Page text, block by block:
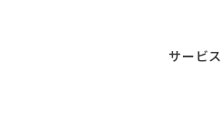
サービス